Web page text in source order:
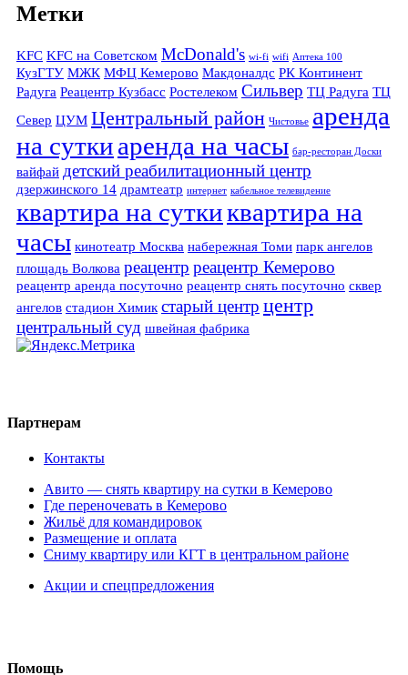
Метки
KFC KFC на Советском McDonald's wi-fi wifi Аптека 100
КузГТУ МЖК МФЦ Кемерово Макдоналдс РК Континент
Радуга Реацентр Кузбасс Ростелеком Сильвер ТЦ Радуга ТЦ
Север ЦУМ Центральный район Чистовье аренда
на суткиаренда на часы бар-ресторан Доски
вайфай детский реабилитационный центр
дзержинского 14 драмтеатр интернет кабельное телевидение
квартира на суткиквартира на
часы кинотеатр Москва набережная Томи парк ангелов
площадь Волкова реацентр реацентр Кемерово
реацентр аренда посуточно реацентр снять посуточно сквер
ангелов стадион Химик старый центр центр
центральный суд швейная фабрика
Партнерам
Контакты
Авито — снять квартиру на сутки в Кемерово
Где переночевать в Кемерово
Жильё для командировок
Размещение и оплата
Сниму квартиру или КГТ в центральном районе
Акции и спецпредложения
Помощь